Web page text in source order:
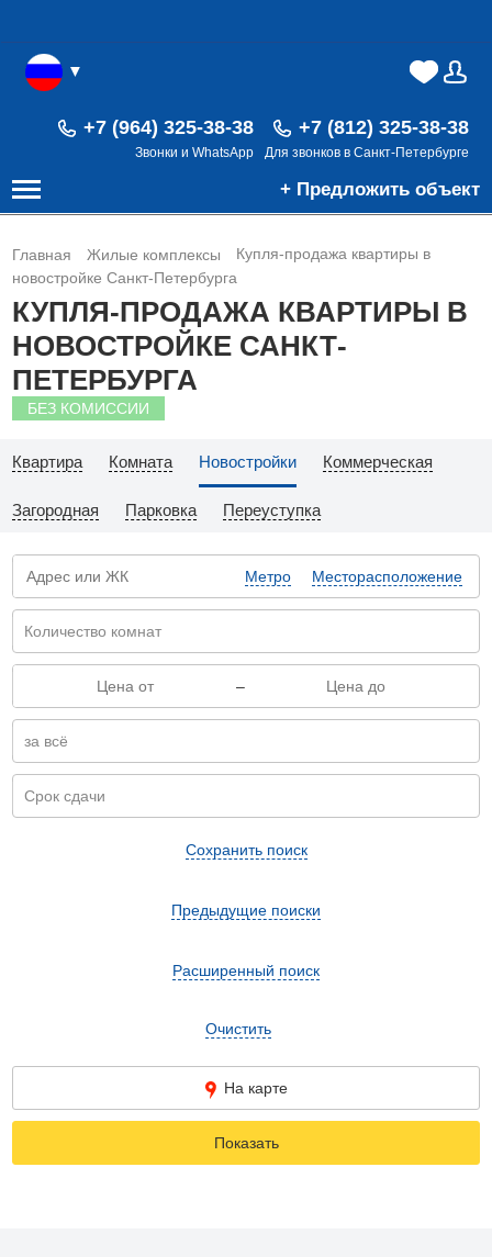
▼ (0)
(0)
+7 (812) 325-38-38
Для звонков в Санкт-Петербурге
+7 (964) 325-38-38
Звонки и WhatsApp
+ Предложить объект
Главная Жилые комплексы
Купля-продажа квартиры в
новостройке Санкт-Петербурга
КУПЛЯ-ПРОДАЖА КВАРТИРЫ В
НОВОСТРОЙКЕ САНКТ-
ПЕТЕРБУРГА
БЕЗ КОМИССИИ
Квартира Комната Новостройки Коммерческая
Загородная Парковка Переуступка
Метро Месторасположение
–
Сохранить поиск
Предыдущие поиски
Расширенный поиск
Очистить
На карте
Показать